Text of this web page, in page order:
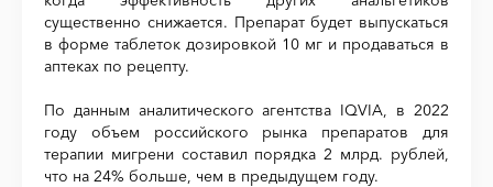
существенно снижается. Препарат будет выпускаться
в форме таблеток дозировкой 10 мг и продаваться в
аптеках по рецепту.
По данным аналитического агентства IQVIA, в 2022
году объем российского рынка препаратов для
терапии мигрени составил порядка 2 млрд. рублей,
что на 24% больше, чем в предыдущем году.